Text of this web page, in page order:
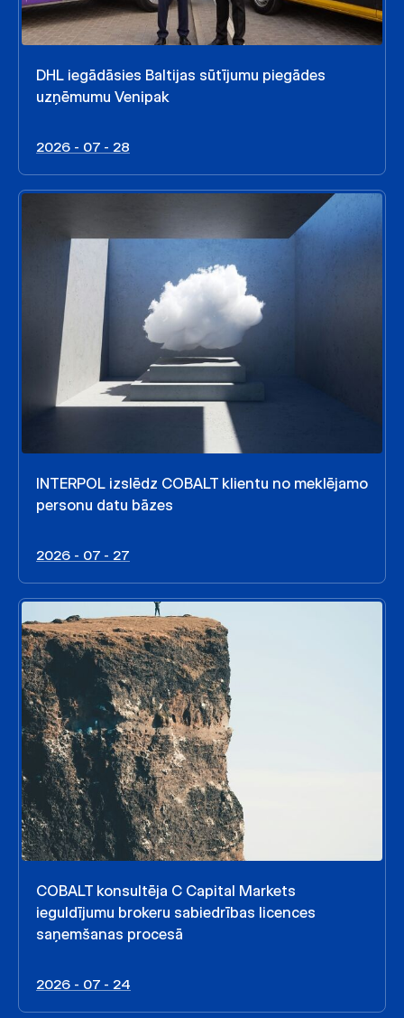
DHL iegādāsies Baltijas sūtījumu piegādes
uzņēmumu Venipak
2026 - 07 - 28
INTERPOL izslēdz COBALT klientu no meklējamo
personu datu bāzes
2026 - 07 - 27
COBALT konsultēja C Capital Markets
ieguldījumu brokeru sabiedrības licences
saņemšanas procesā
2026 - 07 - 24